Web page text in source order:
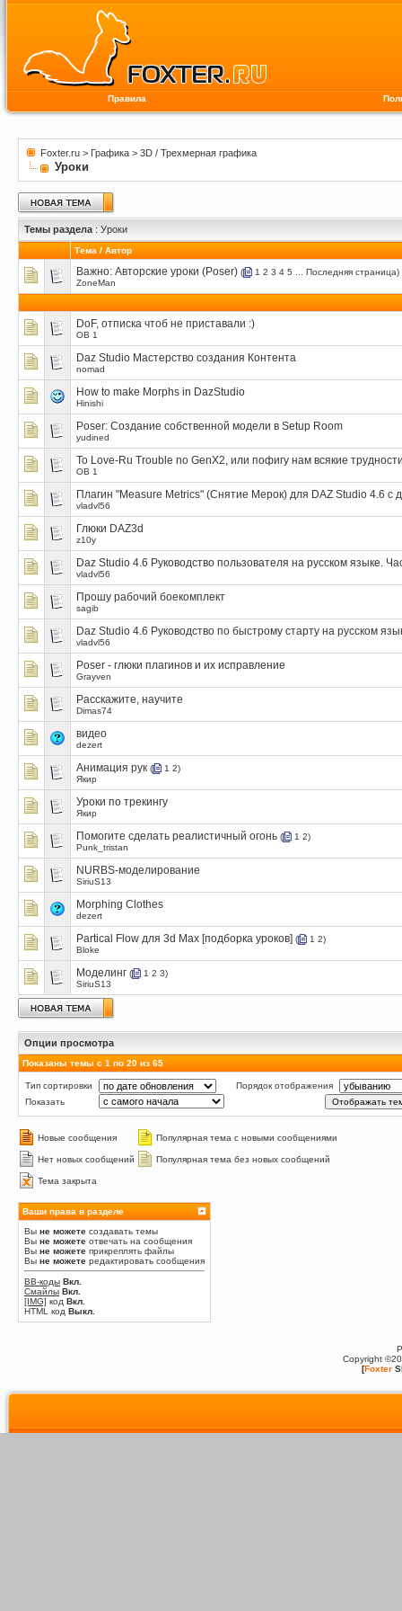
Правила
Foxter.ru > Графика > 3D / Трехмерная графика
Уроки
Темы раздела : Уроки
Тема / Автор
Важно: Авторские уроки (Poser) ( 1 2 3 4 5 Последняя страница)
ZoneMan
DoF, отписка чтоб не приставали :)
OB 1
Daz Studio Мастерство создания Контента
nomad
How to make Morphs in DazStudio
Hinishi
Poser: Создание собственной модели в Setup Room
yudined
To Love-Ru Trouble no GenX2, или пофигу нам всякие
OB 1
Плагин "Measure Metrics" (Снятие Мерок) для DAZ Studio 4.6 с
vladvl56
Глюки DAZ3d
z10y
Daz Studio 4.6 Руководство пользователя на русском языке.
vladvl56
Прошу рабочий боекомплект
sagib
Daz Studio 4.6 Руководство по быстрому старту на русском
vladvl56
Poser - глюки плагинов и их исправление
Grayven
Расскажите, научите
Dimas74
видео
dezert
Анимация рук ( 1 2)
Якир
Уроки по трекингу
Якир
Помогите сделать реалистичный огонь ( 1 2)
Punk_tristan
NURBS-моделирование
SiriuS13
Morphing Clothes
dezert
Partical Flow для 3d Max [подборка уроков] ( 1 2)
Bloke
Моделинг ( 1 2 3)
SiriuS13
Опции просмотра
Показаны темы с 1 по 20 из 65
Тип сортировки
Порядок отображения
Показать
Новые сообщения Популярная тема с новыми сообщениями
Нет новых сообщений Популярная тема без новых сообщений
Тема закрыта
Ваши права в разделе
Вы не можете создавать темы
Вы не можете отвечать на сообщения
Вы не можете прикреплять файлы
Вы не можете редактировать сообщения
BB-коды Вкл.
Смайлы Вкл.
[IMG] код Вкл.
HTML код Выкл.
Copyright
[Foxter